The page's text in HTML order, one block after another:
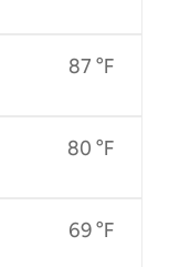
87 °F
80 °F
69 °F